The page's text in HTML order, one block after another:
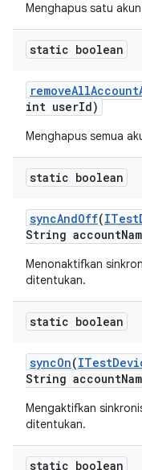
Menghapus satu
static boolean
removeAllAccount
int userId)
Menghapus semua
static boolean
syncAndOff(ITest
String account
Menonaktifkan
ditentukan.
static boolean
syncOn(ITest
String account
Mengaktifkan
ditentukan.
static boolean